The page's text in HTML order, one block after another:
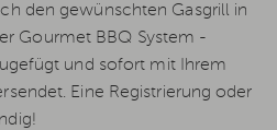
den gewünschten Gasgrill in
Gourmet BBQ System -
und sofort mit Ihrem
Eine Registrierung oder